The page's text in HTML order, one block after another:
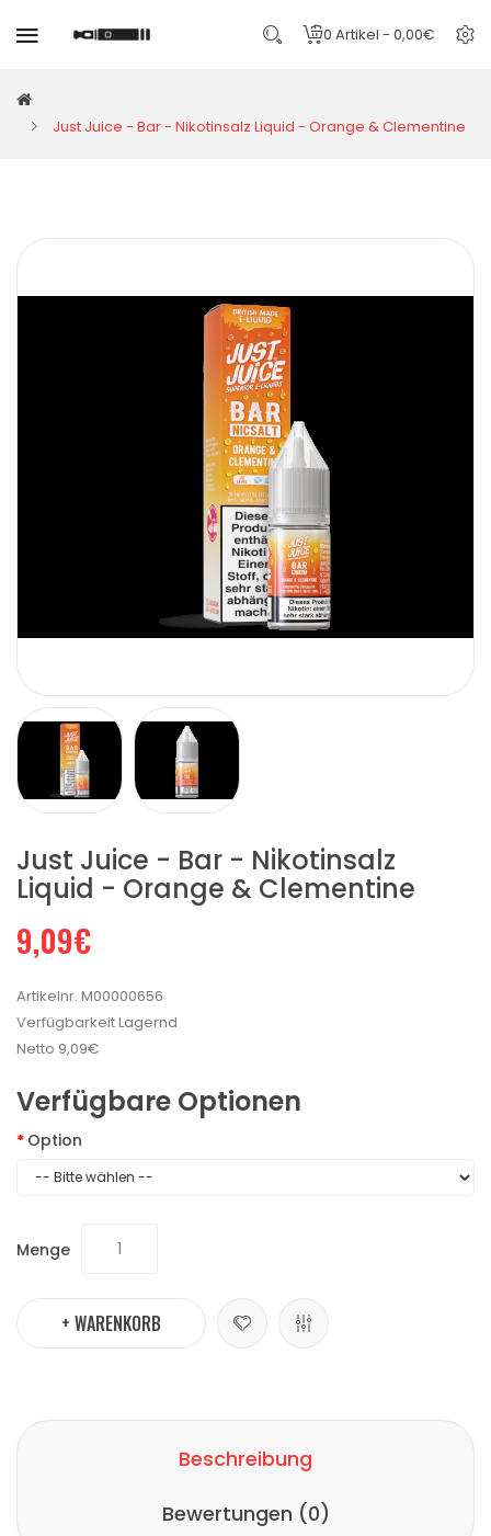
0 Artikel - 0,00€
Just Juice - Bar - Nikotinsalz Liquid - Orange & Clementine
Just Juice - Bar - Nikotinsalz
Liquid - Orange & Clementine
9,09€
Artikelnr. M00000656
VerfügbarkeitLagernd
Netto 9,09€
Verfügbare Optionen
Option
Menge
+ WARENKORB
Beschreibung
Bewertungen (0)